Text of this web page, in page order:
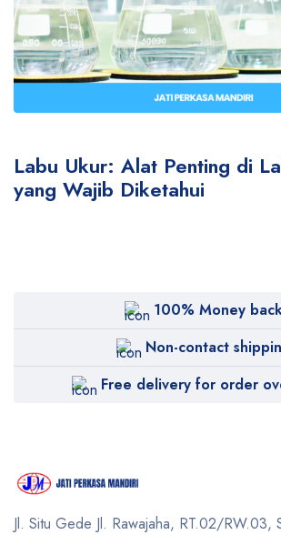
Labu Ukur: Alat Penting di
yang Wajib Diketahui
100% Money
Non-contact
Free delivery for order
Jl. Situ Gede Jl. Rawajaha, RT.02/RW.03,